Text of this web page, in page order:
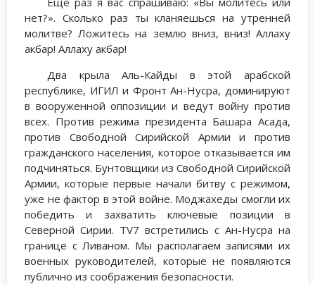
нет?». Сколько раз ты кланяешься на утренней
молитве? Ложитесь на землю вниз, вниз! Аллаху
акбар! Аллаху акбар!
Два крыла Аль-Кайды в этой арабской
республике, ИГИЛ и Фронт Ан-Нусра, доминируют
в вооруженной оппозиции и ведут войну против
всех. Против режима президента Башара Асада,
против Свободной Сирийской Армии и против
гражданского населения, которое отказывается им
подчиняться. Бунтовщики из Свободной Сирийской
Армии, которые первые начали битву с режимом,
уже не фактор в этой войне. Моджахеды смогли их
победить и захватить ключевые позиции в
Северной Сирии. TV7 встретились с Ан-Нусра на
границе с Ливаном. Мы располагаем записями их
военных руководителей, которые не появляются
публично из соображения безопасности.